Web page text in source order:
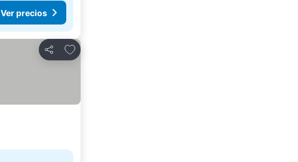
Ver precios
Compartir
Añadir a favoritos